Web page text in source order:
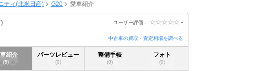
ティ(北米日産) G20 愛車紹介
ユーザー評価： -
中古車の買取・査定相場を調べる
紹介
(5)
パーツレビュー
(0)
整備手帳
(0)
フォト
(0)